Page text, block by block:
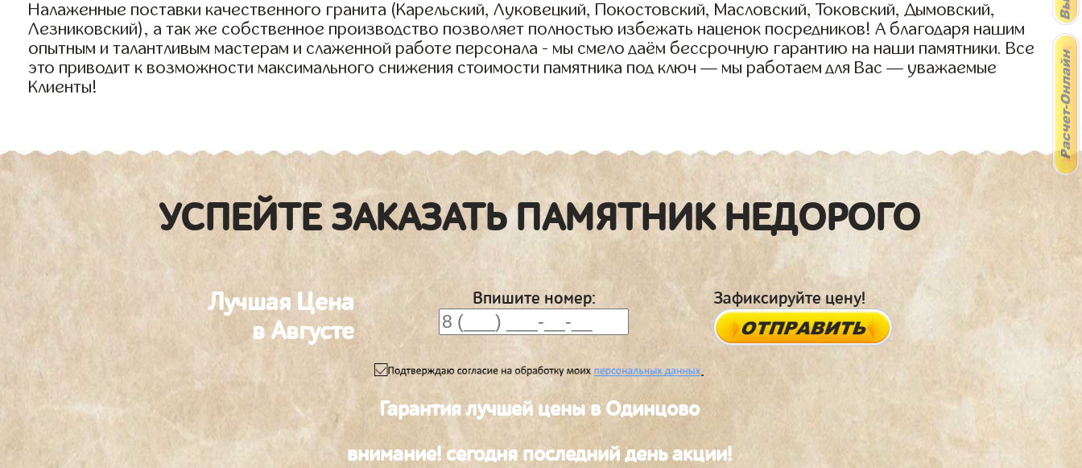
Налаженные поставки качественного гранита (Карельский, Луковецкий, Покостовский, Масловский, Токовский, Дымовский,
Лезниковский), а так же собственное производство позволяет полностью избежать наценок посредников! А благодаря нашим
опытным и талантливым мастерам и слаженной работе персонала - мы смело даём бессрочную гарантию на наши памятники. Все
это приводит к возможности максимального снижения стоимости памятника под ключ — мы работаем для Вас — уважаемые
Клиенты!
УСПЕЙТЕ ЗАКАЗАТЬ ПАМЯТНИК НЕДОРОГО
Лучшая Цена
в Августе
Впишите номер: Зафиксируйте цену!
.
Гарантия лучшей цены в Одинцово
внимание! сегодня последний день акции!